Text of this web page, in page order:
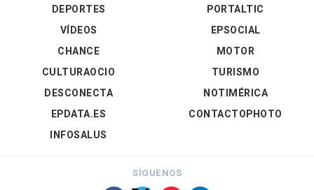
DEPORTES
VÍDEOS
PORTALTIC
EPSOCIAL
CHANCE
CULTURAOCIO
DESCONECTA
EPDATA.ES
INFOSALUS
MOTOR
TURISMO
NOTIMÉRICA
CONTACTOPHOTO
SÍGUENOS